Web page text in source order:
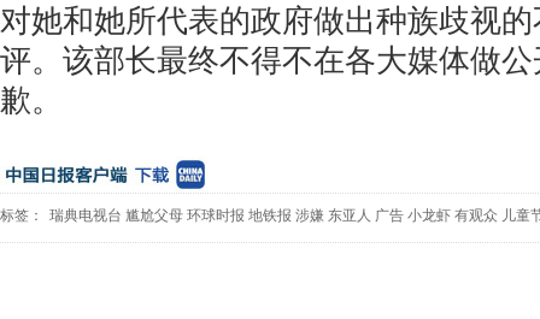
对她和她所代表的政府做出种族歧视
评。该部长最终不得不在各大媒体做
标签： 瑞典电视台 尴尬父母 环球时报 地铁报 涉嫌 东亚人 广告 小龙虾 有观众 儿童